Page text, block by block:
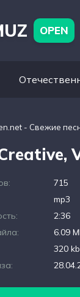
OPEN
- Свежие
715
mp3
2:36
6.09
320